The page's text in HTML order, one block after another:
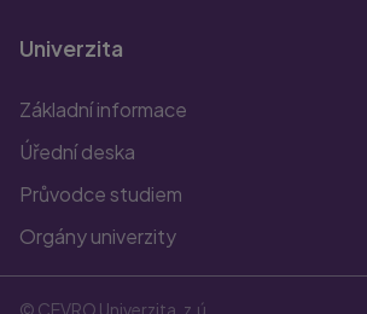
Univerzita
Základní informace
Úřední deska
Průvodce studiem
Orgány univerzity
© CEVRO Univerzita, z.ú.